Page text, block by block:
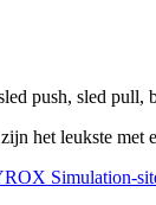
push, sled
het leukste met
Simulation-